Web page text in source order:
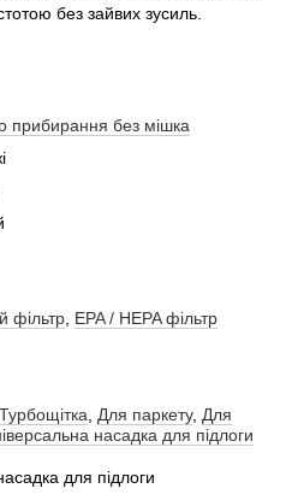
без зайвих зусиль.
прибирання без мішка
фільтр EPA / HEPA фільтр
Турбощітка Для паркету, Для
насадка для підлоги
для підлоги